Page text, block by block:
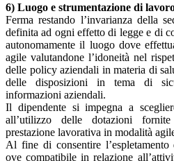
6) Luogo e strumentazione di
Ferma restando l’invarianza della
definita ad ogni effetto di legge e di
autonomamente il luogo dove
agile valutandone l’idoneità nel
delle policy aziendali in materia di
delle disposizioni in tema di
informazioni aziendali.
Il dipendente si impegna a
all’utilizzo delle dotazioni
prestazione lavorativa in modalità
Al fine di consentire
ove compatibile in relazione